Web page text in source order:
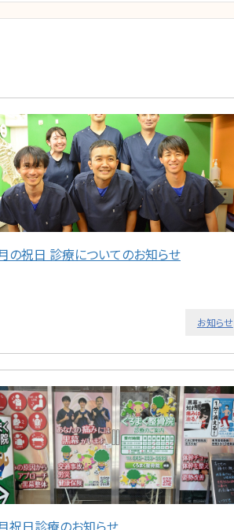
の祝日 診療についてのお知らせ
お知らせ
祝日診療のお知らせ